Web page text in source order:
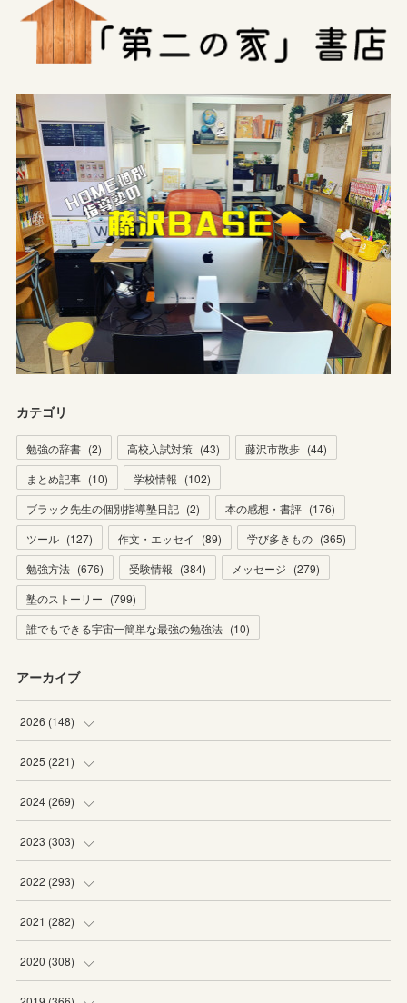
カテゴリ
勉強の辞書 (2) 高校入試対策 (43) 藤沢市散歩 (44)
まとめ記事 (10) 学校情報 (102)
ブラック先生の個別指導塾日記 (2) 本の感想・書評 (176)
ツール (127) 作文・エッセイ (89) 学び多きもの (365)
勉強方法 (676) 受験情報 (384) メッセージ (279)
塾のストーリー (799)
誰でもできる宇宙一簡単な最強の勉強法 (10)
アーカイブ
2026 (148)
(6)
(22
(20
(19
2025 (221)
(19
(20
(19
(20
2024 (269)
(16
(16
(21
(20
2023 (303)
(27
(25
(29
(25
2022 (293)
(18
(27
(26
2021 (282)
(19
(23
2020 (308)